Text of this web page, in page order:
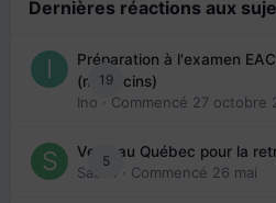
Dernières réactions aux
19
Préparation à l'examen
(médecins)
Ino · Commencé 27 octobre
5
Venir au Québec pour la
Sab74
· Commencé 26 mai